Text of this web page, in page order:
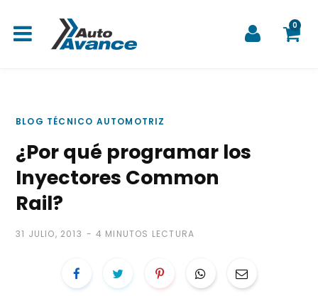
0
BLOG TÉCNICO AUTOMOTRIZ
¿Por qué programar los
Inyectores Common
Rail?
31 JULIO, 2013 4 MINUTOS LECTURA